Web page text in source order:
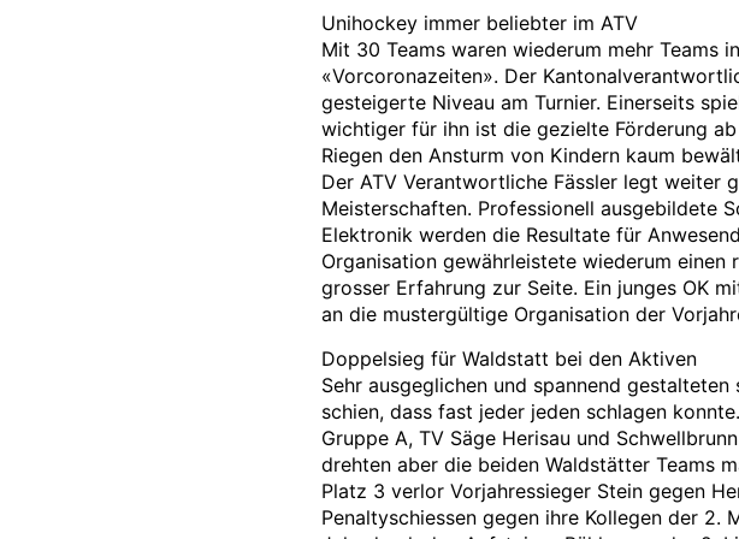
Unihockey immer beliebter im ATV
Mit 30 Teams waren wiederum mehr Teams
«Vorcoronazeiten». Der
gesteigerte Niveau am Turnier. Einerseits
wichtiger für ihn ist die gezielte Förderung
Riegen den Ansturm von Kindern kaum
Der ATV Verantwortliche Fässler legt weiter
Meisterschaften. Professionell ausgebildete
Elektronik werden die Resultate für
Organisation gewährleistete wiederum
grosser Erfahrung zur Seite. Ein junges OK
an die mustergültige Organisation der
Doppelsieg für Waldstatt bei den Aktiven
Sehr ausgeglichen und spannend
schien, dass fast jeder jeden schlagen
Gruppe A, TV Säge Herisau und
drehten aber die beiden Waldstätter Teams
Platz 3 verlor Vorjahressieger Stein gegen
Penaltyschiessen gegen ihre Kollegen der